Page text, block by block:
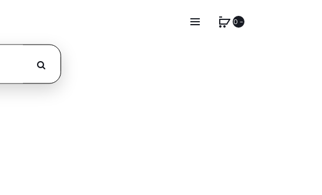
0 -